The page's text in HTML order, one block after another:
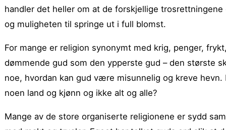
handler det heller om at de forskjellige
og muligheten til springe ut i full blomst.
For mange er religion synonymt med krig, penger,
dømmende gud som den ypperste gud – den største
noe, hvordan kan gud være misunnelig og kreve
noen land og kjønn og ikke alt og alle?
Mange av de store organiserte religionene er sydd